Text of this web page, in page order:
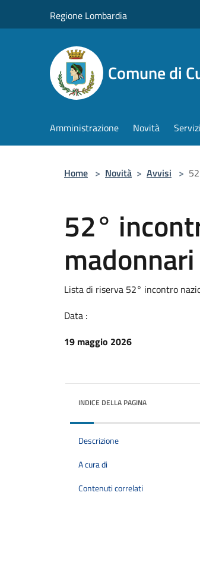
Regione Lombardia
Comune di
Amministrazione Novità Servizi
Home > Novità > Avvisi >
52°
madonnari
Lista di riserva 52° incontro
Data :
19 maggio 2026
INDICE DELLA PAGINA
Descrizione
A cura di
Contenuti correlati